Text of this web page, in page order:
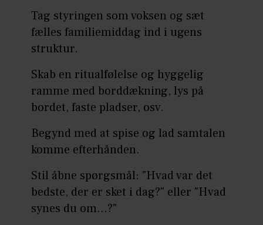
Tag styringen som voksen og sæt
fælles familiemiddag ind i ugens
struktur.
Skab en ritualfølelse og hyggelig
ramme med borddækning, lys på
bordet, faste pladser, osv.
Begynd med at spise og lad samtalen
komme efterhånden.
Stil åbne spørgsmål: "Hvad var det
bedste, der er sket i dag?" eller "Hvad
synes du om…?"